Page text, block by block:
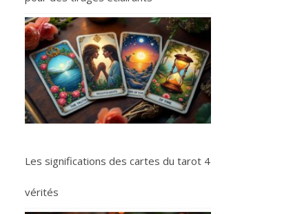
Les significations des cartes du tarot 4
vérités